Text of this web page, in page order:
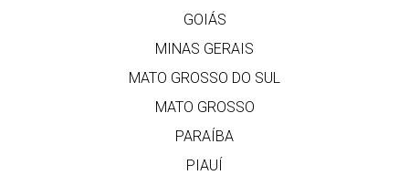
GOIÁS
MINAS GERAIS
MATO GROSSO DO SUL
MATO GROSSO
PARAÍBA
PIAUÍ